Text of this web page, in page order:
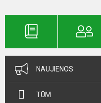
NAUJIENOS
TŪM